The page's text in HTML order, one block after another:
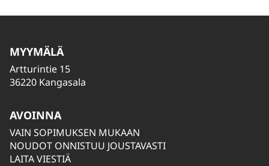
MYYMÄLÄ
Artturintie 15
36220 Kangasala
AVOINNA
VAIN SOPIMUKSEN MUKAAN
NOUDOT ONNISTUU JOUSTAVASTI
LAITA VIESTIÄ